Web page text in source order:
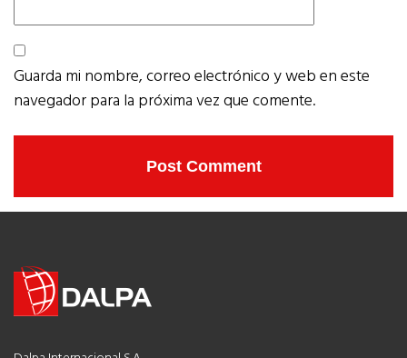
Guarda mi nombre, correo electrónico y web en este
navegador para la próxima vez que comente.